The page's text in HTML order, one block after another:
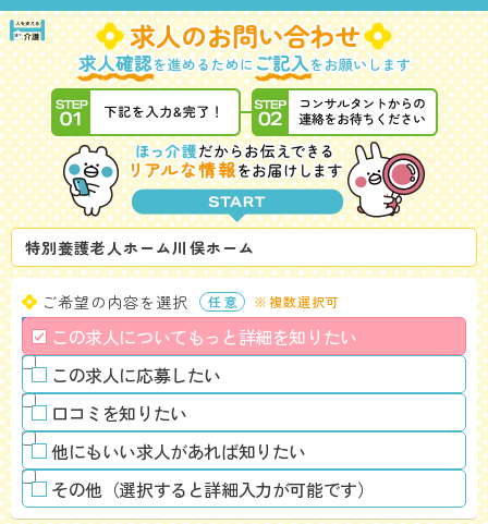
特別養護老人ホーム川俣ホーム
ご希望の内容を選択 ※複数選択可
この求人についてもっと詳細を知りたい
この求人に応募したい
口コミを知りたい
他にもいい求人があれば知りたい
その他（選択すると詳細入力が可能です）